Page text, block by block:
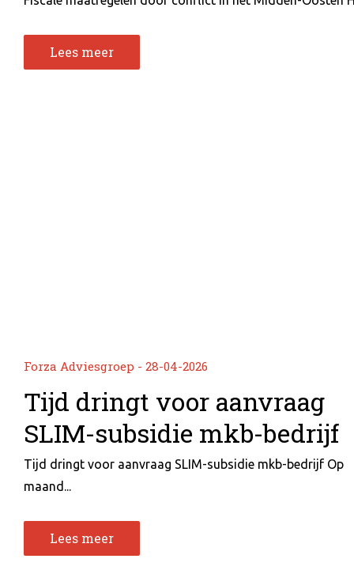
Lees meer
Forza Adviesgroep - 28-04-2026
Tijd dringt voor aanvraag
SLIM-subsidie mkb-bedrijf
Tijd dringt voor aanvraag SLIM-subsidie mkb-bedrijf Op
maand...
Lees meer